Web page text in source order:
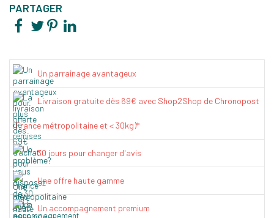
PARTAGER
Un parrainage avantageux
Livraison gratuite dès 69€ avec Shop2Shop de Chronopost
(France métropolitaine et < 30kg)*
30 jours pour changer d'avis
Une offre haute gamme
Un accompagnement premium